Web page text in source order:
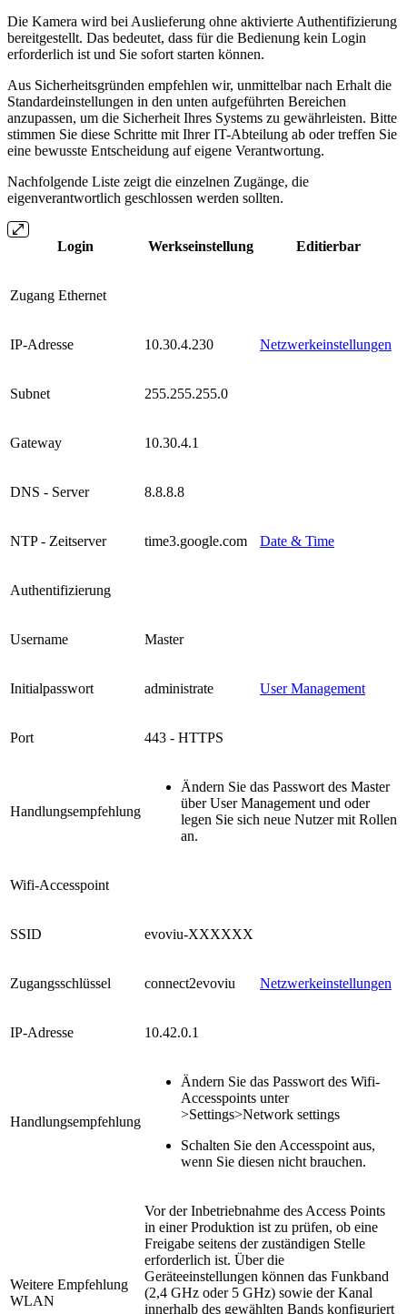
Die Kamera wird bei Auslieferung ohne aktivierte Authentifizierung
bereitgestellt. Das bedeutet, dass für die Bedienung kein Login
erforderlich ist und Sie sofort starten können.
Aus Sicherheitsgründen empfehlen wir, unmittelbar nach Erhalt die
Standardeinstellungen in den unten aufgeführten Bereichen
anzupassen, um die Sicherheit Ihres Systems zu gewährleisten. Bitte
stimmen Sie diese Schritte mit Ihrer IT-Abteilung ab oder treffen Sie
eine bewusste Entscheidung auf eigene Verantwortung.
Nachfolgende Liste zeigt die einzelnen Zugänge, die
eigenverantwortlich geschlossen werden sollten.
Login Werkseinstellung Editierbar
Zugang Ethernet
IP-Adresse 10.30.4.230 Netzwerkeinstellungen
Subnet 255.255.255.0
Gateway 10.30.4.1
DNS - Server 8.8.8.8
NTP - Zeitserver time3.google.com Date & Time
Authentifizierung
Username Master
Initialpasswort administrate User Management
Port 443 - HTTPS
Handlungsempfehlung
Ändern Sie das Passwort des Master
über User Management und oder
legen Sie sich neue Nutzer mit Rollen
an.
Wifi-Accesspoint
SSID evoviu-XXXXXX
Zugangsschlüssel connect2evoviu Netzwerkeinstellungen
IP-Adresse 10.42.0.1
Handlungsempfehlung
Ändern Sie das Passwort des Wifi-
Accesspoints unter
>Settings>Network settings
Schalten Sie den Accesspoint aus,
wenn Sie diesen nicht brauchen.
Weitere Empfehlung
WLAN
Vor der Inbetriebnahme des Access Points
in einer Produktion ist zu prüfen, ob eine
Freigabe seitens der zuständigen Stelle
erforderlich ist. Über die
Geräteeinstellungen können das Funkband
(2,4 GHz oder 5 GHz) sowie der Kanal
innerhalb des gewählten Bands konfiguriert